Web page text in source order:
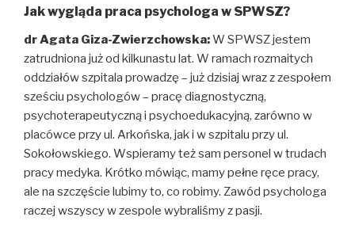
Jak wygląda praca psychologa w SPWSZ?
dr Agata Giza-Zwierzchowska:W SPWSZ jestem
zatrudniona już od kilkunastu lat. W ramach rozmaitych
oddziałów szpitala prowadzę – już dzisiaj wraz z zespołem
sześciu psychologów – pracę diagnostyczną,
psychoterapeutyczną i psychoedukacyjną, zarówno w
placówce przy ul. Arkońska, jak i w szpitalu przy ul.
Sokołowskiego. Wspieramy też sam personel w trudach
pracy medyka. Krótko mówiąc, mamy pełne ręce pracy,
ale na szczęście lubimy to, co robimy. Zawód psychologa
raczej wszyscy w zespole wybraliśmy z pasji.